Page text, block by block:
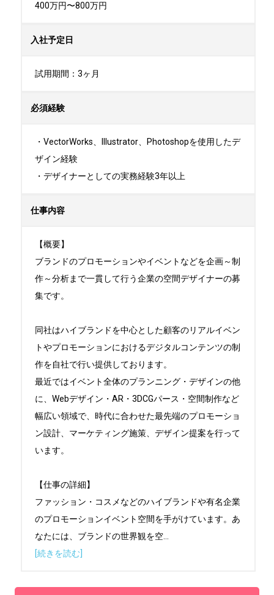
400万円〜800万円
入社予定日
試用期間：3ヶ月
必須経験
・VectorWorks、Illustrator、Photoshopを使用したデ
ザイン経験
・デザイナーとしての実務経験3年以上
仕事内容
【概要】
ブランドのプロモーションやイベントなどを企画～制
作～分析まで一貫して行う企業の空間デザイナーの募
集です。
同社はハイブランドを中心とした顧客のリアルイベン
トやプロモーションにおけるデジタルコンテンツの制
作を自社で行い提供しております。
最近ではイベント全体のプランニング・デザインの他
に、Webデザイン・AR・3DCGパース・空間制作など
幅広い領域で、時代に合わせた最先端のプロモーショ
ン設計、マーケティング施策、デザイン提案を行って
います。
【仕事の詳細】
ファッション・コスメなどのハイブランドや有名企業
のプロモーションイベント空間を手がけています。あ
なたには、ブランドの世界観を空
[続きを読む]